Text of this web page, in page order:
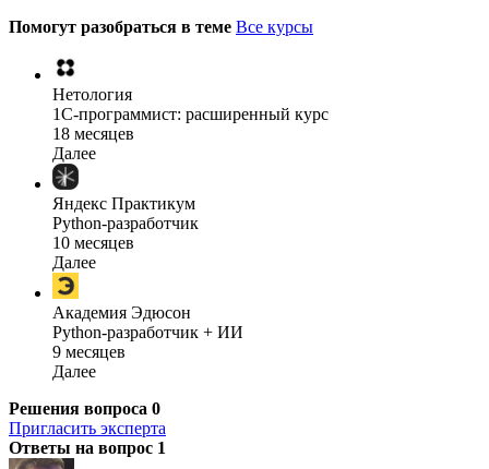
Помогут разобраться в теме Все курсы
Нетология
1C-программист: расширенный курс
18 месяцев
Далее
Яндекс Практикум
Python-разработчик
10 месяцев
Далее
Академия Эдюсон
Python-разработчик + ИИ
9 месяцев
Далее
Решения вопроса 0
Пригласить эксперта
Ответы на вопрос 1